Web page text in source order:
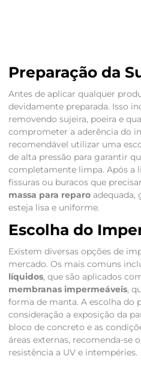
Preparação da
Antes de aplicar qualquer
devidamente preparada. Isso
removendo sujeira, poeira e
comprometer a aderência do
recomendável utilizar uma
de alta pressão para garantir
completamente limpa. Após a
fissuras ou buracos que
massa para reparoadequada,
esteja lisa e uniforme.
Escolha do
Existem diversas opções de
mercado. Os mais comuns
líquidos, que são aplicados
membranas impermeáveis,
forma de manta. A escolha do
consideração a exposição da
bloco de concreto e as
áreas externas, recomenda-se
resistência a UV e intempéries.